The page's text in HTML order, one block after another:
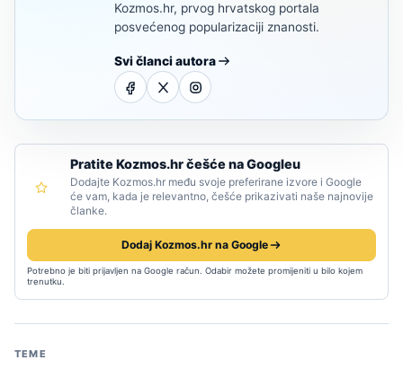
Kozmos.hr, prvog hrvatskog portala
posvećenog popularizaciji znanosti.
Svi članci autora
Pratite Kozmos.hr češće na Googleu
Dodajte Kozmos.hr među svoje preferirane izvore i Google
će vam, kada je relevantno, češće prikazivati naše najnovije
članke.
Dodaj Kozmos.hr na Google
Potrebno je biti prijavljen na Google račun. Odabir možete promijeniti u bilo kojem
trenutku.
TEME